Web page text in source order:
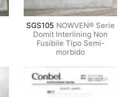
SGS105 NOWVEN® Serie
Domit Interlining Non
Fusibile Tipo Semi-
morbido